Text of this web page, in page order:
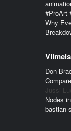
#ProArt
Why
Don
Jussi
Nodes
bastian